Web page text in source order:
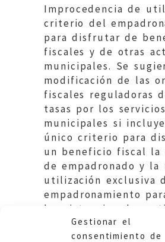
Gestionar el
consentimiento de
Improcedencia de
criterio del
para disfrutar de
fiscales y de otras
municipales. Se
modificación de las
fiscales reguladoras
tasas por los servicios
municipales si
único criterio para
un beneficio fiscal la
de empadronado y la
utilización exclusiva
empadronamiento
la asistencia a las
municipales.